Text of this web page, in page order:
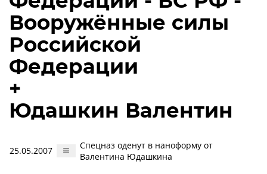
Вооружённые силы
Российской
Федерации
+
Юдашкин Валентин
25.05.2007
Спецназ оденут в наноформу от
Валентина Юдашкина